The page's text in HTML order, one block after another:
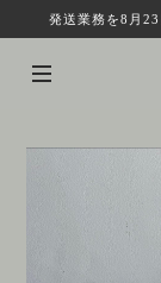
発送業務を8月